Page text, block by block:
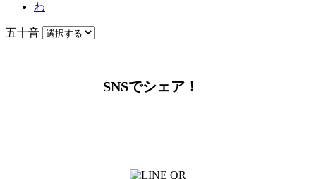
わ
五十音
SNSでシェア！